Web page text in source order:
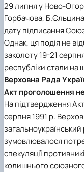
29 липня у Ново-
Горбачова,
дату підписання
Однак, ця подія не
заколоту 19-21
республіки стали на
Верховна Рада
Акт проголошення
На підтвердження
серпня 1991 р.
зумовлювалося
спекуляції
колишнього